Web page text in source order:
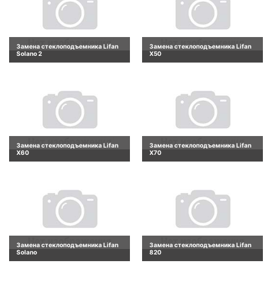
Замена стеклоподъемника Lifan
Solano 2
Замена стеклоподъемника Lifan
X50
Замена стеклоподъемника Lifan
X60
Замена стеклоподъемника Lifan
X70
Замена стеклоподъемника Lifan
Solano
Замена стеклоподъемника Lifan
820